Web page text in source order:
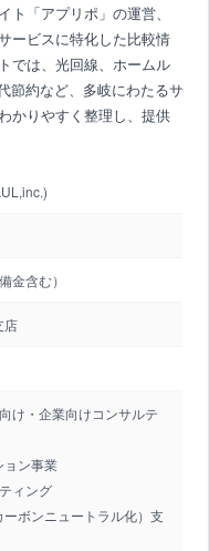
「アプリポ」の運営、
ービスに特化した比較情
では、光回線、ホームル
節約など、多岐にわたるサ
かりやすく整理し、提供
金含む）
店
け・企業向けコンサルテ
ョン事業
ィング
ボンニュートラル化）支